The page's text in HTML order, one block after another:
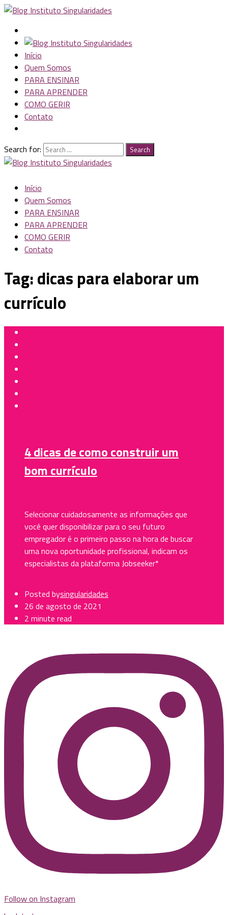
Início
Quem Somos
PARA ENSINAR
PARA APRENDER
COMO GERIR
Contato
Search for: Search
Início
Quem Somos
PARA ENSINAR
PARA APRENDER
COMO GERIR
Contato
Tag:dicas para elaborar um
currículo
4 dicas de como construir um
bom currículo
Selecionar cuidadosamente as informações que
você quer disponibilizar para o seu futuro
empregador é o primeiro passo na hora de buscar
uma nova oportunidade profissional, indicam os
especialistas da plataforma Jobseeker*
Posted bysingularidades
26 de agosto de 2021
2 minute read
Follow on Instagram